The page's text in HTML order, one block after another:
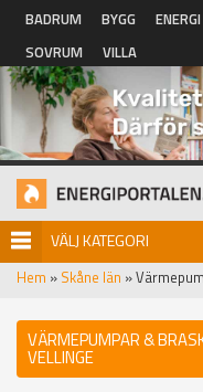
Hoppa till huvudinnehåll
BADRUM BYGG ENERGI
SOVRUM
VILLA
VÄLJ KATEGORI
Hem » Skåne län »
VÄRMEPUMPAR &
VELLINGE